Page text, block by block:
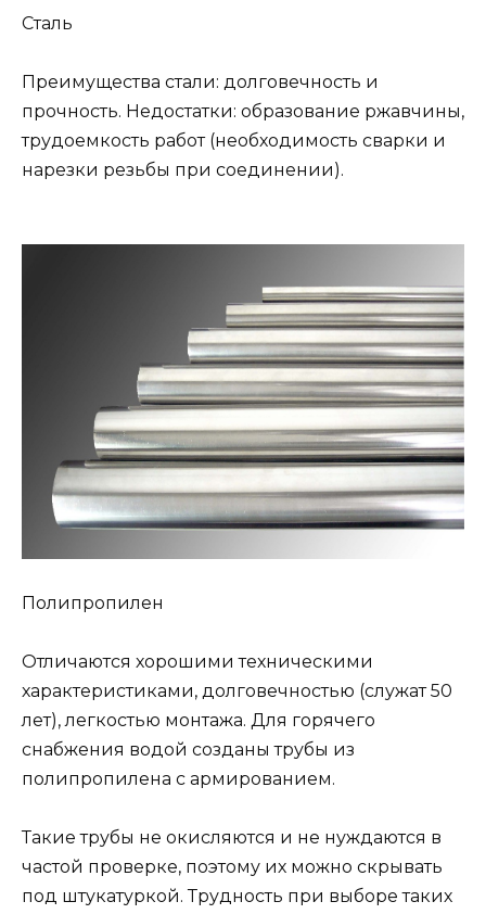
Сталь
Преимущества стали: долговечность и
прочность. Недостатки: образование ржавчины,
трудоемкость работ (необходимость сварки и
нарезки резьбы при соединении).
Полипропилен
Отличаются хорошими техническими
характеристиками, долговечностью (служат 50
лет), легкостью монтажа. Для горячего
снабжения водой созданы трубы из
полипропилена с армированием.
Такие трубы не окисляются и не нуждаются в
частой проверке, поэтому их можно скрывать
под штукатуркой. Трудность при выборе таких